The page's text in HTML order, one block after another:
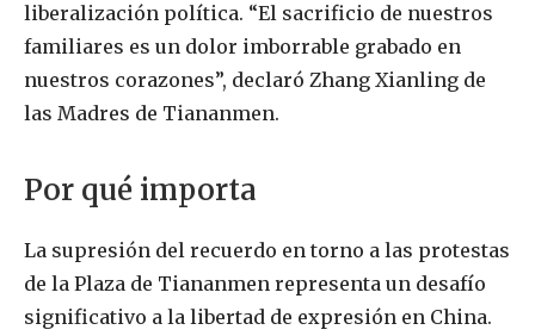
liberalización política. “El sacrificio de nuestros
familiares es un dolor imborrable grabado en
nuestros corazones”, declaró Zhang Xianling de
las Madres de Tiananmen.
Por qué importa
La supresión del recuerdo en torno a las protestas
de la Plaza de Tiananmen representa un desafío
significativo a la libertad de expresión en China.